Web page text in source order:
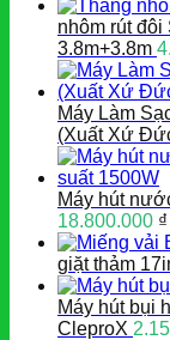
nhôm rút đôi
3.8m+3.8m
Máy Làm
(Xuất Xứ
Máy hút
18.800.000 ₫
giặt thảm
Máy hút bụi
CleproX